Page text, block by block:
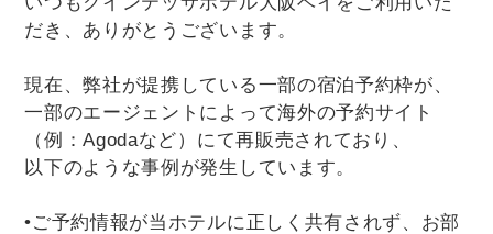
だき、ありがとうございます。
現在、弊社が提携している一部の宿泊予約枠が、
一部のエージェントによって海外の予約サイト
（例：Agodaなど）にて再販売されており、
以下のような事例が発生しています。
•ご予約情報が当ホテルに正しく共有されず、お部